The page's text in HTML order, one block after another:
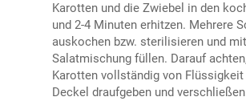
Karotten und die Zwiebel in den
und 2-4 Minuten erhitzen. Mehrere
auskochen bzw. sterilisieren und
Salatmischung füllen. Darauf
Karotten vollständig von
Deckel draufgeben und